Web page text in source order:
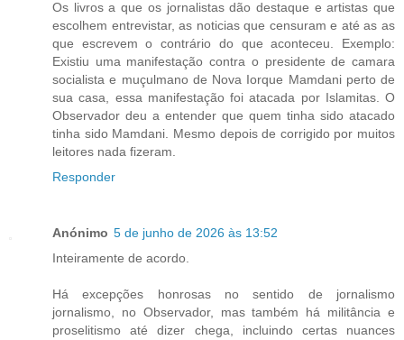
Os livros a que os jornalistas dão destaque e artistas que
escolhem entrevistar, as noticias que censuram e até as as
que escrevem o contrário do que aconteceu. Exemplo:
Existiu uma manifestação contra o presidente de camara
socialista e muçulmano de Nova Iorque Mamdani perto de
sua casa, essa manifestação foi atacada por Islamitas. O
Observador deu a entender que quem tinha sido atacado
tinha sido Mamdani. Mesmo depois de corrigido por muitos
leitores nada fizeram.
Responder
Anónimo 5 de junho de 2026 às 13:52
Inteiramente de acordo.
Há excepções honrosas no sentido de jornalismo
jornalismo, no Observador, mas também há militância e
proselitismo até dizer chega, incluindo certas nuances